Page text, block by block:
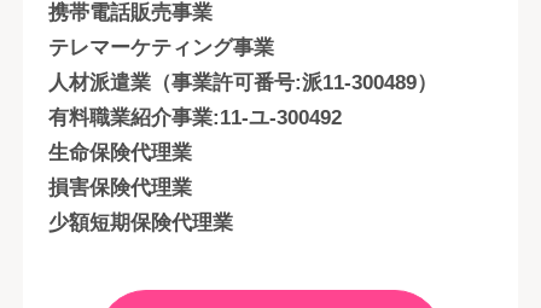
携帯電話販売事業
テレマーケティング事業
人材派遣業（事業許可番号:派11-300489）
有料職業紹介事業:11-ユ-300492
生命保険代理業
損害保険代理業
少額短期保険代理業